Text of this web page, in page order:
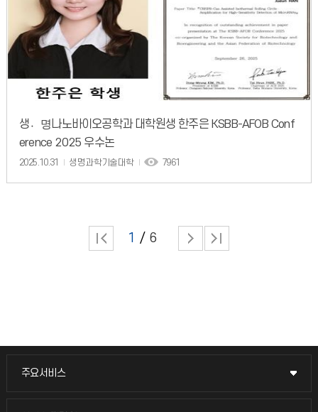
생명〮나노바이오공학과 대학원생 한주은 KSBB-AFOB Conf
erence 2025 우수논
2025.10.31 생명과학기술대학 7961
1 6
주요서비스
주요서비스